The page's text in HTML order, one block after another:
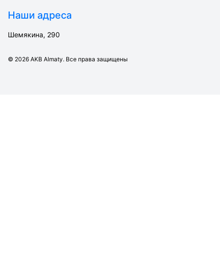
Наши адреса
Шемякина, 290
© 2026 AKB Almaty. Все права защищены